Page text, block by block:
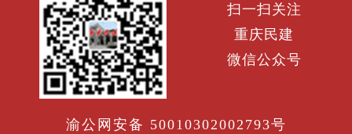
扫一扫关注
重庆民建
微信公众号
渝公网安备 50010302002793号